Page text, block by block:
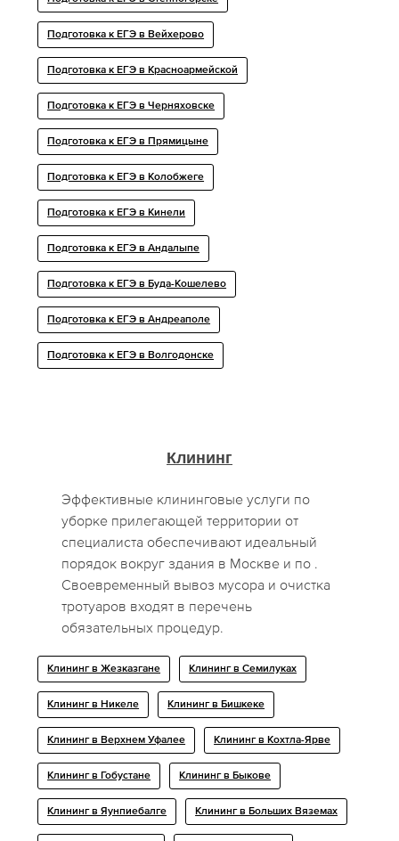
Подготовка к ЕГЭ в Вейхерово
Подготовка к ЕГЭ в Красноармейской
Подготовка к ЕГЭ в Черняховске
Подготовка к ЕГЭ в Прямицыне
Подготовка к ЕГЭ в Колобжеге
Подготовка к ЕГЭ в Кинели
Подготовка к ЕГЭ в Андалыпе
Подготовка к ЕГЭ в Буда-Кошелево
Подготовка к ЕГЭ в Андреаполе
Подготовка к ЕГЭ в Волгодонске
Клининг
Эффективные клининговые услуги по
уборке прилегающей территории от
специалиста обеспечивают идеальный
порядок вокруг здания в Москве и по .
Своевременный вывоз мусора и очистка
тротуаров входят в перечень
обязательных процедур.
Клининг в Жезказгане Клининг в Семилуках
Клининг в Никеле Клининг в Бишкеке
Клининг в Верхнем Уфалее Клининг в Кохтла-Ярве
Клининг в Гобустане Клининг в Быкове
Клининг в Яунпиебалге Клининг в Больших Вяземах